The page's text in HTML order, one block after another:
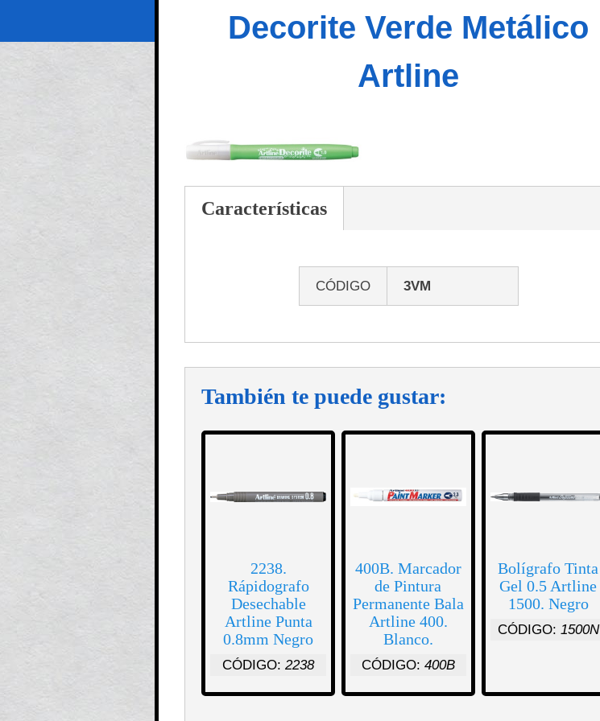
Decorite Verde Metálico
Artline
Características
CÓDIGO 3VM
También te puede gustar:
2238.
Rápidografo
Desechable
Artline Punta
0.8mm Negro
CÓDIGO: 2238
400B. Marcador
de Pintura
Permanente Bala
Artline 400.
Blanco.
CÓDIGO: 400B
Bolígrafo Tinta
Gel 0.5 Artline
1500. Negro
CÓDIGO: 1500N